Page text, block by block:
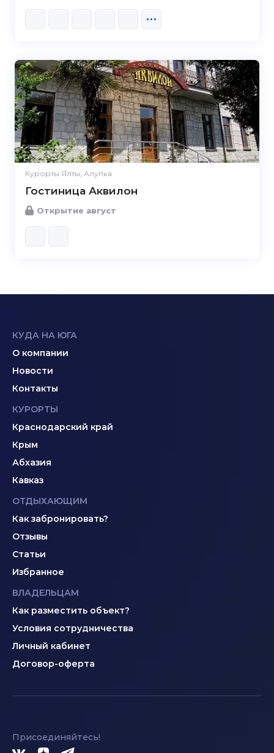
Курорты Ялты, Алупка
Гостиница Аквилон
Открытие август
КУДА НА ЮГА
О компании
Новости
Контакты
КУРОРТЫ
Краснодарский край
Крым
Абхазия
Кавказ
ОТДЫХАЮЩИМ
Как забронировать?
Отзывы
Статьи
Избранное
ВЛАДЕЛЬЦАМ
Как разместить объект?
Условия сотрудничества
Личный кабинет
Договор-оферта
Присоединяйтесь!